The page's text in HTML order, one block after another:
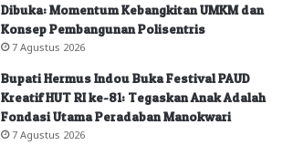
Dibuka: Momentum Kebangkitan UMKM dan
Konsep Pembangunan Polisentris
7 Agustus 2026
Bupati Hermus Indou Buka Festival PAUD
Kreatif HUT RI ke-81: Tegaskan Anak Adalah
Fondasi Utama Peradaban Manokwari
7 Agustus 2026